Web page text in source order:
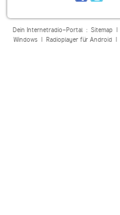
Dein Internetradio-Portal : Sitemap|
Windows| Radioplayer für Android|